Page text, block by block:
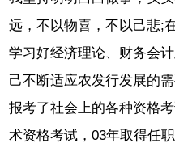
远，不以物喜，不以己悲;
学习好经济理论、财务会
己不断适应农发行发展的
报考了社会上的各种资格
术资格考试，03年取得任